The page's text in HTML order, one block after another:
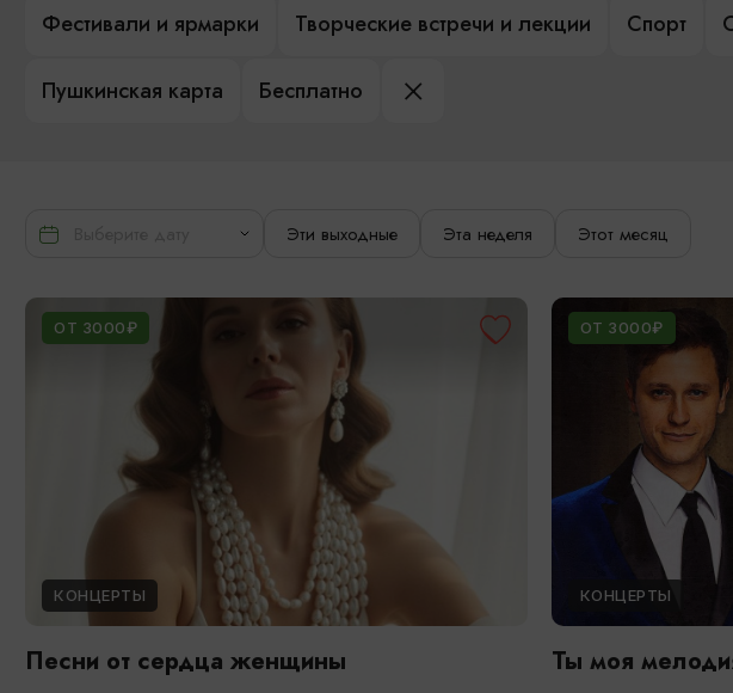
Фестивали и ярмарки Творческие встречи и лекции Спорт
Пушкинская карта Бесплатно
Эти выходные Эта неделя Этот месяц
ОТ 3000₽
КОНЦЕРТЫ
Песни от сердца женщины
ОТ 3000₽
КОНЦЕРТЫ
Ты моя